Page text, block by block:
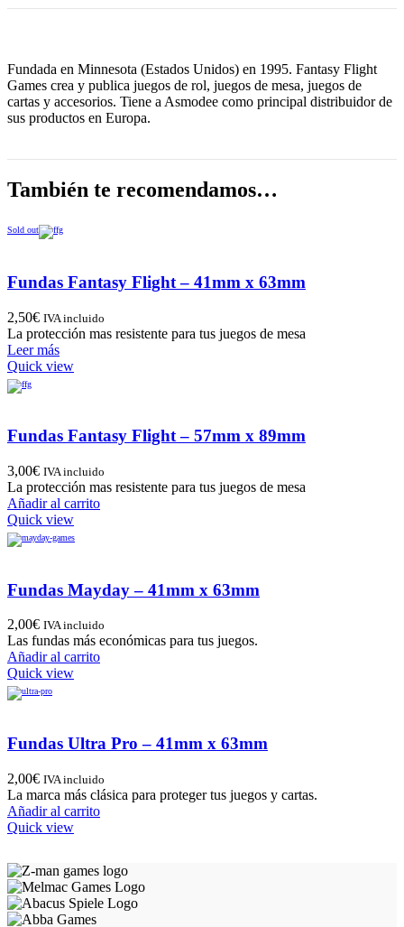
Fundada en Minnesota (Estados Unidos) en 1995. Fantasy Flight
Games crea y publica juegos de rol, juegos de mesa, juegos de
cartas y accesorios. Tiene a Asmodee como principal distribuidor de
sus productos en Europa.
También te recomendamos…
Sold out
Fundas Fantasy Flight – 41mm x 63mm
2,50€ IVA incluido
La protección mas resistente para tus juegos de mesa
Leer más
Quick view
Fundas Fantasy Flight – 57mm x 89mm
3,00€ IVA incluido
La protección mas resistente para tus juegos de mesa
Añadir al carrito
Quick view
Fundas Mayday – 41mm x 63mm
2,00€ IVA incluido
Las fundas más económicas para tus juegos.
Añadir al carrito
Quick view
Fundas Ultra Pro – 41mm x 63mm
2,00€ IVA incluido
La marca más clásica para proteger tus juegos y cartas.
Añadir al carrito
Quick view